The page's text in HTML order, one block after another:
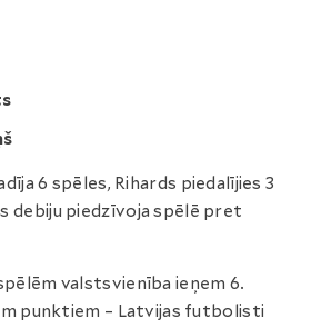
6 spēles, Rihards piedalījies 3
debiju piedzīvoja spēlē pret
valstsvienība ieņem 6.
punktiem – Latvijas futbolisti